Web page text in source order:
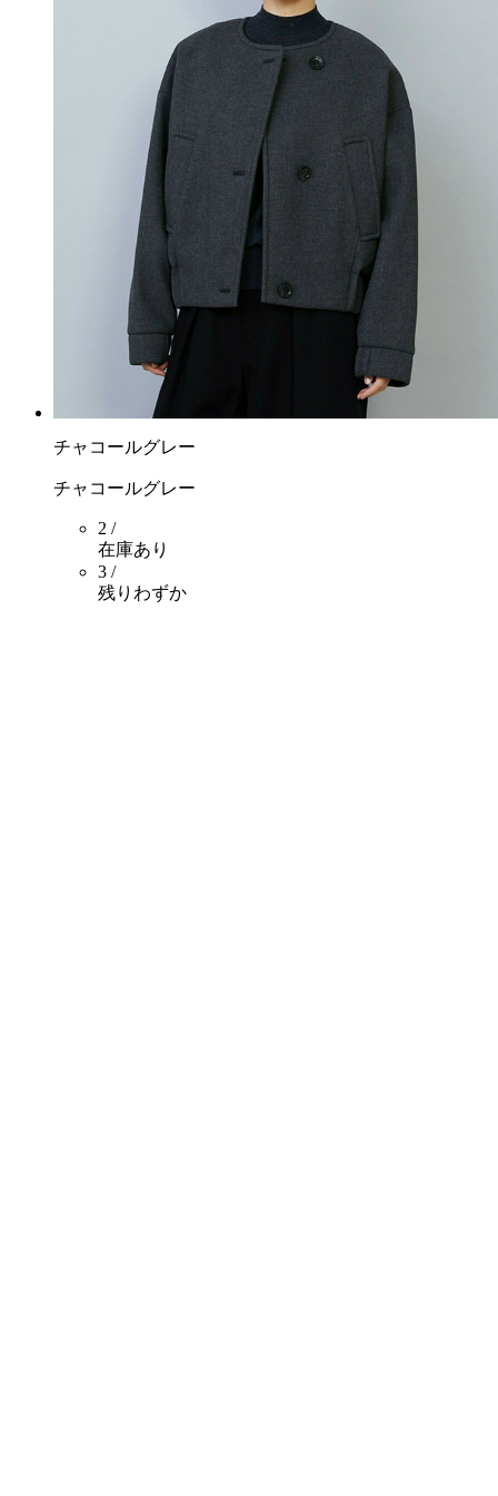
チャコールグレー
チャコールグレー
2 /
在庫あり
3 /
残りわずか